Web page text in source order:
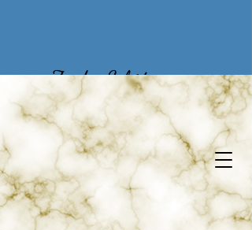
Zu den Schätzen
vergangener Zeiten